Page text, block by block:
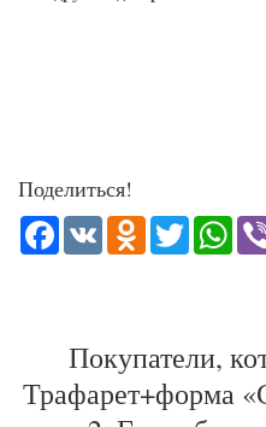
Поделиться!
Facebook
VK Odnoklassniki
Twitter
Покупатели,
Трафарет+форма